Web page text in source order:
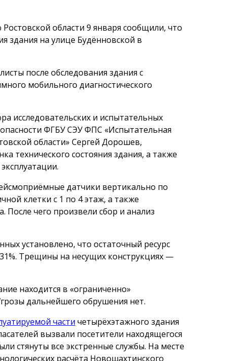
области 9 января сообщили, что
здания на улице Будённовской в
после обследования здания с
мобильного диагностического
исследовательских и испытательных
ФГБУ СЭУ ФПС «Испытательная
области» Сергей Дорошев,
технического состояния здания, а также
датчики вертикально по
клетки с 1 по 4 этаж, а также
После чего произвели сбор и анализ
установлено, что остаточный ресурс
Трещины на несущих конструкциях —
находится в «ограниченно»
дальнейшего обрушения нет.
части четырёхэтажного здания
вызвали посетители находящегося
стянуты все экстренные службы. На месте
расчёта Новошахтинского